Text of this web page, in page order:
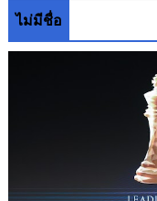
ไม่มีชื่อ